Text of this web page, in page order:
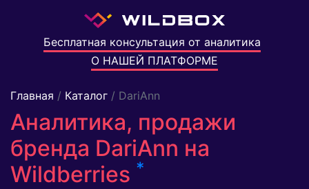
Бесплатная консультация от аналитика
О НАШЕЙ ПЛАТФОРМЕ
Главная / Каталог / DariAnn
Аналитика, продажи
бренда DariAnn на
Wildberries *